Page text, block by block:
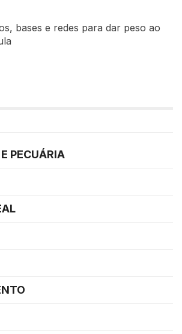
bases e redes para dar peso ao
PECUÁRIA